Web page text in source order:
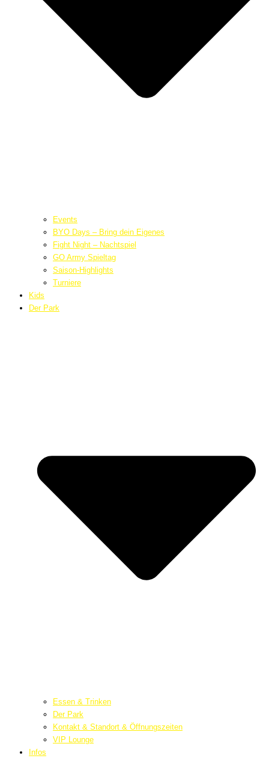
Events
BYO Days – Bring dein Eigenes
Fight Night – Nachtspiel
GO Army Spieltag
Saison-Highlights
Turniere
Kids
Der Park
Essen & Trinken
Der Park
Kontakt & Standort & Öffnungszeiten
VIP Lounge
Infos